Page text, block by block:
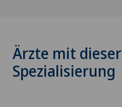
Ärzte mit dieser
Spezialisierung